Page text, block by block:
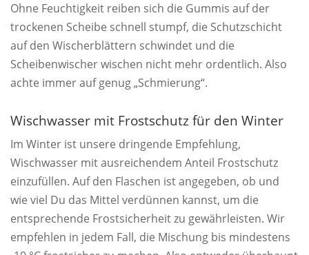
Ohne Feuchtigkeit reiben sich die Gummis auf der
trockenen Scheibe schnell stumpf, die Schutzschicht
auf den Wischerblättern schwindet und die
Scheibenwischer wischen nicht mehr ordentlich. Also
achte immer auf genug „Schmierung“.
Wischwasser mit Frostschutz für den Winter
Im Winter ist unsere dringende Empfehlung,
Wischwasser mit ausreichendem Anteil Frostschutz
einzufüllen. Auf den Flaschen ist angegeben, ob und
wie viel Du das Mittel verdünnen kannst, um die
entsprechende Frostsicherheit zu gewährleisten. Wir
empfehlen in jedem Fall, die Mischung bis mindestens